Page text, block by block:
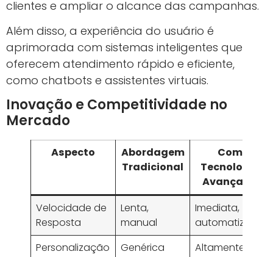
clientes e ampliar o alcance das campanhas.
Além disso, a experiência do usuário é
aprimorada com sistemas inteligentes que
oferecem atendimento rápido e eficiente,
como chatbots e assistentes virtuais.
Inovação e Competitividade no
Mercado
Aspecto
Abordagem
Tradicional
Com
Tecnologia
Avançada
Velocidade de
Resposta
Lenta,
manual
Imediata,
automatizada
Personalização
Genérica
Altamente